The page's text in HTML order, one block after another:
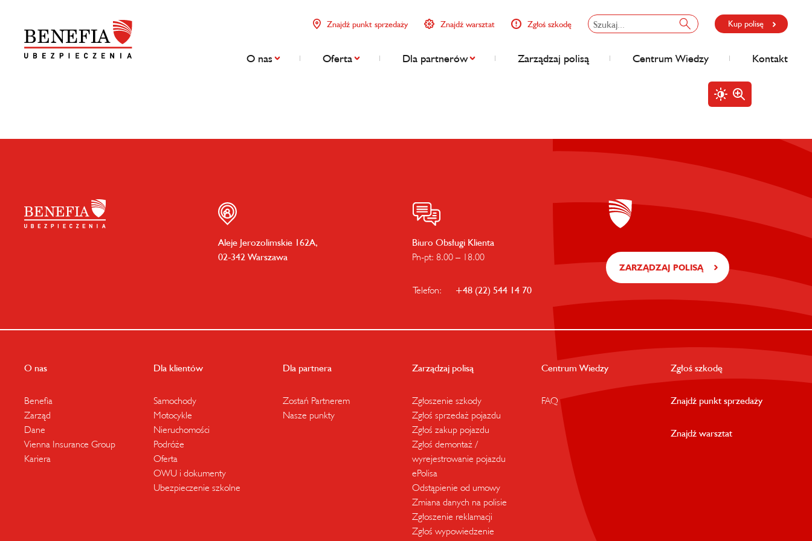
Znajdź punkt sprzedaży Znajdź warsztat Zgłoś szkodę Kup polisę
O nas Oferta Dla partnerów Zarządzaj polisą Centrum Wiedzy Kontakt
Aleje Jerozolimskie 162A,
02-342 Warszawa
Biuro Obsługi Klienta
Pn-pt: 8.00 – 18.00
Telefon: +48 (22) 544 14 70
ZARZĄDZAJ POLISĄ
O nas
Benefia
Zarząd
Dane
Vienna Insurance Group
Kariera
Dla klientów
Samochody
Motocykle
Nieruchomości
Podróże
Oferta
OWU i dokumenty
Ubezpieczenie szkolne
Dla partnera
Zostań Partnerem
Nasze punkty
Zarządzaj polisą
Zgłoszenie szkody
Zgłoś sprzedaż pojazdu
Zgłoś zakup pojazdu
Zgłoś demontaż /
wyrejestrowanie pojazdu
ePolisa
Odstąpienie od umowy
Zmiana danych na polisie
Zgłoszenie reklamacji
Zgłoś wypowiedzenie
Centrum Wiedzy
FAQ
Zgłoś szkodę
Znajdź punkt sprzedaży
Znajdź warsztat